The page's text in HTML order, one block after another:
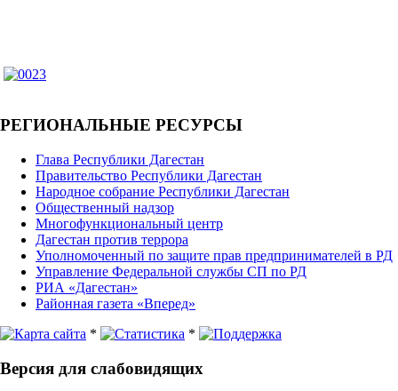
РЕГИОНАЛЬНЫЕ РЕСУРСЫ
Глава Республики Дагестан
Правительство Республики Дагестан
Народное собрание Республики Дагестан
Общественный надзор
Многофункциональный центр
Дагестан против террора
Уполномоченный по защите прав предпринимателей в РД
Управление Федеральной службы СП по РД
РИА «Дагестан»
Районная газета «Вперед»
*
*
Версия для слабовидящих